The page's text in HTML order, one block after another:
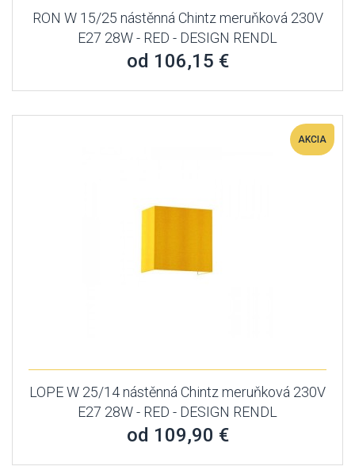
RON W 15/25 nástěnná Chintz meruňková 230V
E27 28W - RED - DESIGN RENDL
od 106,15 €
AKCIA
LOPE W 25/14 nástěnná Chintz meruňková 230V
E27 28W - RED - DESIGN RENDL
od 109,90 €